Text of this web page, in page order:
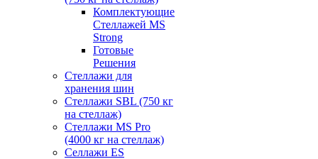
Комплектующие
Стеллажей MS
Strong
Готовые
Решения
Стеллажи для
хранения шин
Стеллажи SBL (750 кг
на стеллаж)
Стеллажи MS Pro
(4000 кг на стеллаж)
Селлажи ES